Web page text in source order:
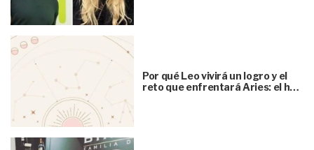
Por qué Leo vivirá un logro y el
reto que enfrentará Aries: el h…